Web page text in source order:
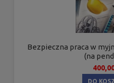
Bezpieczna praca w
(na
DO